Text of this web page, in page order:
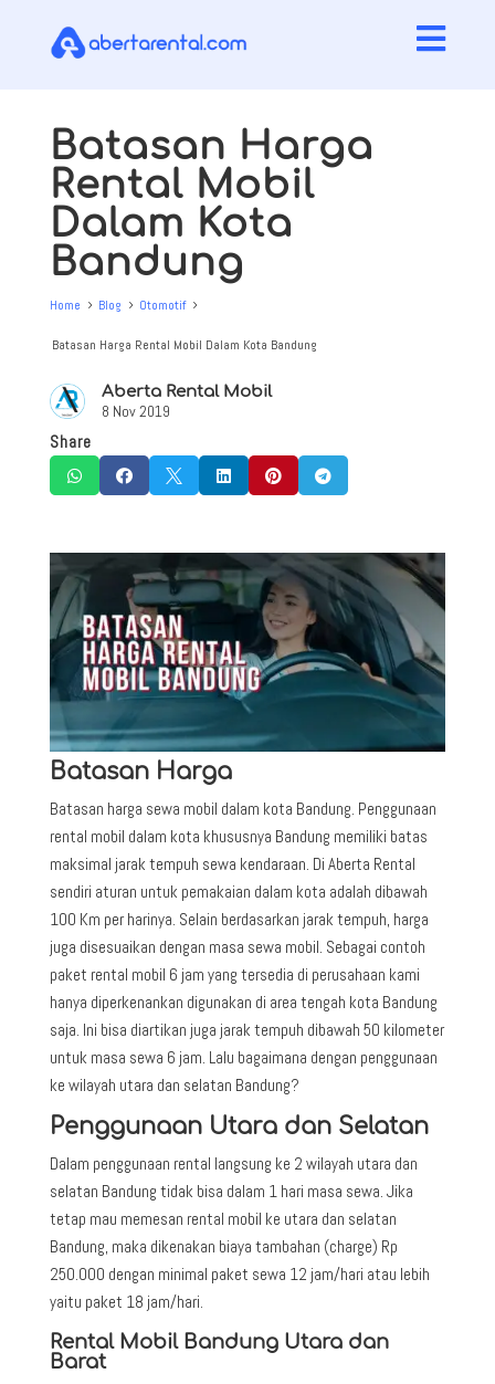

Batasan Harga
Rental Mobil
Dalam Kota
Bandung
Home 5 Blog 5 Otomotif 5
Batasan Harga Rental Mobil Dalam Kota Bandung
Aberta Rental Mobil
8 Nov 2019
Share
     
Batasan Harga
Batasan harga sewa mobil dalam kota Bandung. Penggunaan
rental mobil dalam kota khususnya Bandung memiliki batas
maksimal jarak tempuh sewa kendaraan. Di Aberta Rental
sendiri aturan untuk pemakaian dalam kota adalah dibawah
100 Km per harinya. Selain berdasarkan jarak tempuh, harga
juga disesuaikan dengan masa sewa mobil. Sebagai contoh
paket rental mobil 6 jam yang tersedia di perusahaan kami
hanya diperkenankan digunakan di area tengah kota Bandung
saja. Ini bisa diartikan juga jarak tempuh dibawah 50 kilometer
untuk masa sewa 6 jam. Lalu bagaimana dengan penggunaan
ke wilayah utara dan selatan Bandung?
Penggunaan Utara dan Selatan
Dalam penggunaan rental langsung ke 2 wilayah utara dan
selatan Bandung tidak bisa dalam 1 hari masa sewa. Jika
tetap mau memesan rental mobil ke utara dan selatan
Bandung, maka dikenakan biaya tambahan (charge) Rp
250.000 dengan minimal paket sewa 12 jam/hari atau lebih
yaitu paket 18 jam/hari.
Rental Mobil Bandung Utara dan
Barat